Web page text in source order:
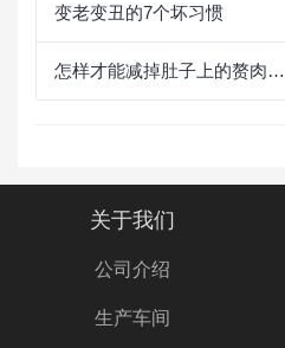
变老变丑的7个坏习惯
怎样才能减掉肚子上的赘肉…
关于我们
公司介绍
生产车间